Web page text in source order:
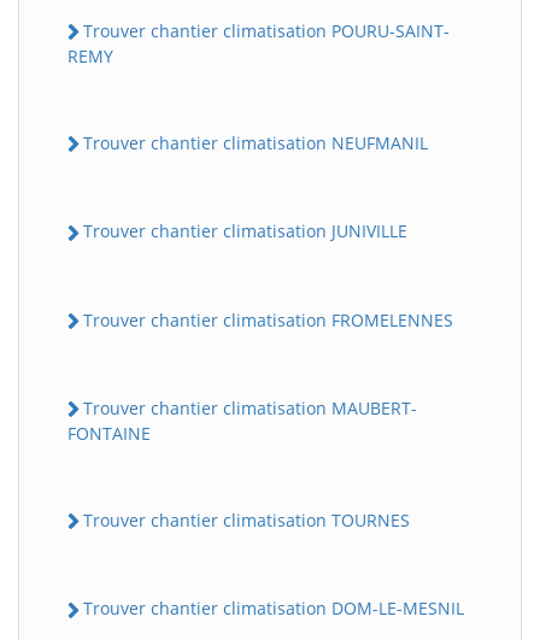
Trouver chantier climatisation POURU-SAINT-
REMY
Trouver chantier climatisation NEUFMANIL
Trouver chantier climatisation JUNIVILLE
Trouver chantier climatisation FROMELENNES
Trouver chantier climatisation MAUBERT-
FONTAINE
Trouver chantier climatisation TOURNES
Trouver chantier climatisation DOM-LE-MESNIL